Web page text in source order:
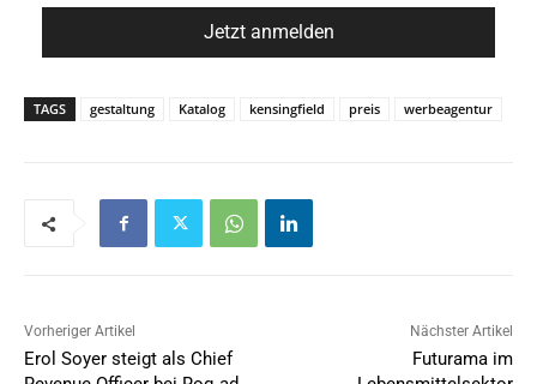
TAGS gestaltung Katalog kensingfield preis werbeagentur
Vorheriger Artikel
Erol Soyer steigt als Chief
Nächster Artikel
Futurama im